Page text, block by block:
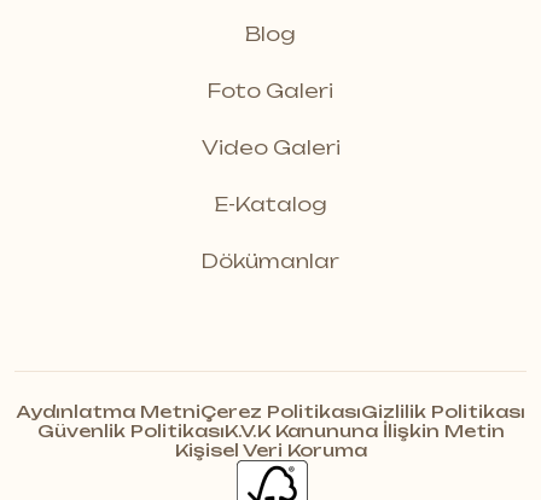
Blog
Foto Galeri
Video Galeri
E-Katalog
Dökümanlar
Aydınlatma MetniÇerez PolitikasıGizlilik Politikası
Güvenlik PolitikasıK.V.K Kanununa İlişkin Metin
Kişisel Veri Koruma